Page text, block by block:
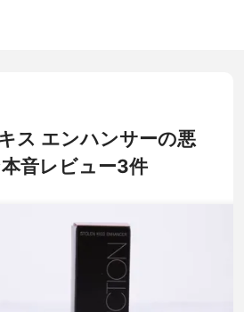
ス エンハンサーの悪
音レビュー3件